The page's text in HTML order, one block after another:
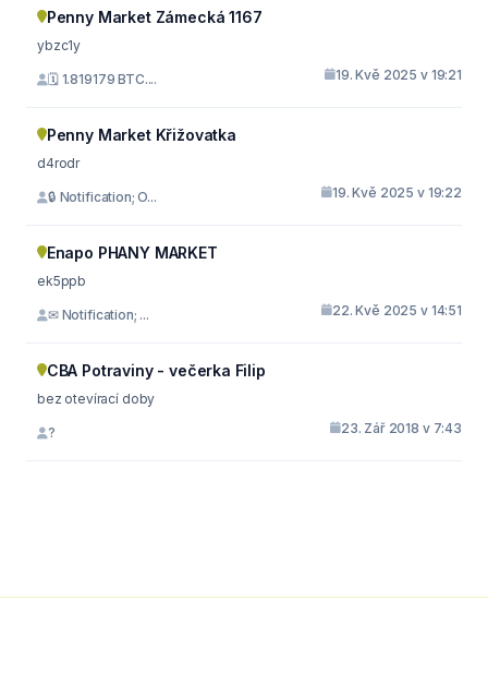
Penny Market Zámecká 1167
ybzc1y
🗓 1.819179 BTC.... 19. Kvě 2025 v 19:21
Penny Market Křižovatka
d4rodr
🔒 Notification; O... 19. Kvě 2025 v 19:22
Enapo PHANY MARKET
ek5ppb
✉ Notification; ... 22. Kvě 2025 v 14:51
CBA Potraviny - večerka Filip
bez otevírací doby
? 23. Zář 2018 v 7:43